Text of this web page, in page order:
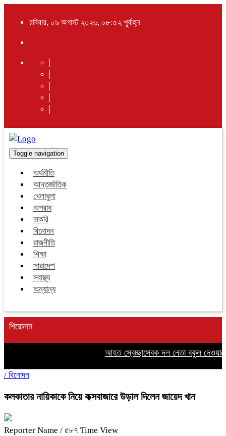
রবিবার, ০৯ অগাস্ট ২০২৬, ০৮:৫২ পূর্বাহ্ন
Toggle navigation
অর্থনীতি
আন্তর্জাতিক
খেলাধুলা
অপরাধ
চাকরি
বিনোদন
রাজনীতি
শিক্ষা
সারাদেশ
স্বাস্থ্য
অন্যান্য
শিরোনাম
আহত স্বেচ্ছাসেবক দল নেতা বকুল
/ বিনোদন
কলকাতার নায়িকাকে নিয়ে কক্সবাজারে উড়াল দিলেন জায়েদ খান
Reporter Name / ৫৮৭ Time View